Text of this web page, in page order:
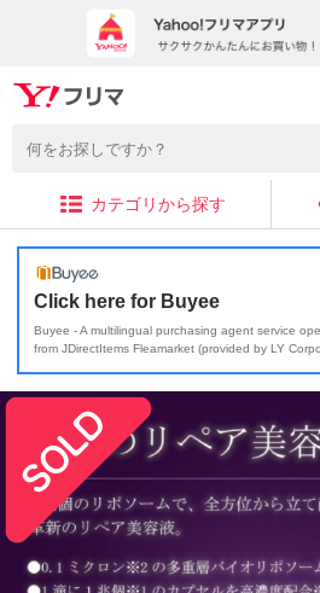
カテゴリから探す
Click here for Buyee
Buyee - A multilingual purchasing agent service
from JDirectItems Fleamarket (provided by LY